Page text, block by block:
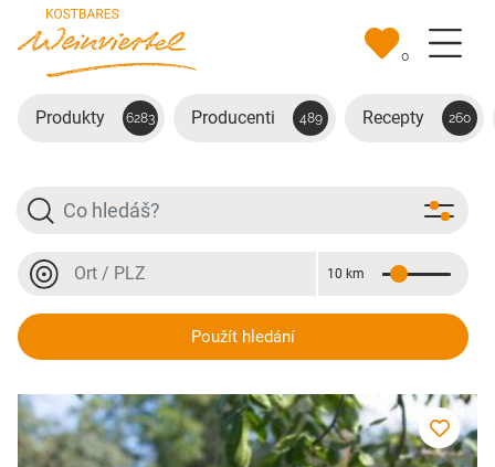
Přejít na hlavní obsah
0
Produkty 6283 Producenti 489 Recepty 260
Hledat
Místo nebo PSČ
Vzdálenost
10 km
Použít hledání
Nüsse